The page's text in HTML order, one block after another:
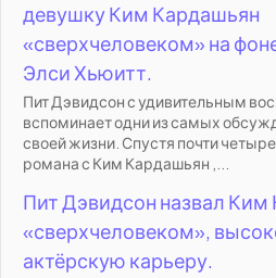
девушку Ким Кардашьян
«сверхчеловеком» на
Элси Хьюитт.
Пит Дэвидсон с удивительным
вспоминает одни из самых
своей жизни. Спустя почти
романа с Ким Кардашьян ,...
Пит Дэвидсон назвал
«сверхчеловеком»,
актёрскую карьеру.